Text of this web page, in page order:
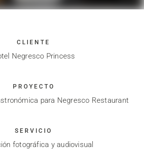
CLIENTE
Negresco Princess
PROYECTO
para Negresco Restaurant
SERVICIO
fotográfica y audiovisual